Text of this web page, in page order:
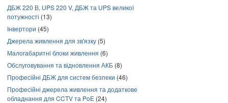
ДБЖ 220 В, UPS 220 V, ДБЖ та UPS великої
потужності (13)
Інвертори (45)
Джерела живлення для зв'язку (5)
Малогабаритні блоки живлення (6)
Обслуговування та відновлення АКБ (8)
Професійні ДБЖ для систем безпеки (46)
Професійні джерела живлення та додаткове
обладнання для CCTV та PoE (24)